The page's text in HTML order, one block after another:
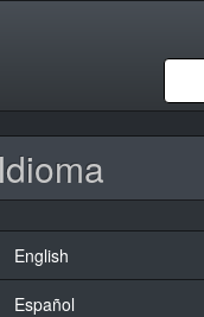
Idioma
English
Español